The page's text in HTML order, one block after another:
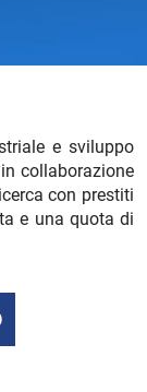
e sviluppo
collaborazione
con prestiti
e una quota di